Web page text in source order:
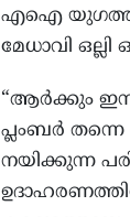
എഐ യുഗത്തിന്
മേധാവി
“ആർക്കും
പ്ലംബർ
നയിക്കുന്ന